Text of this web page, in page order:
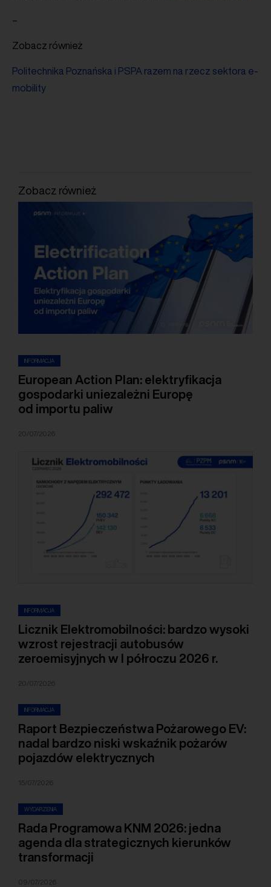
–
Zobacz również
Politechnika Poznańska i PSPA razem na rzecz sektora e-
mobility
Zobacz również
INFORMACJA
European Action Plan: elektryfikacja
gospodarki uniezależni Europę
od importu paliw
20/07/2026
INFORMACJA
Licznik Elektromobilności: bardzo wysoki
wzrost rejestracji autobusów
zeroemisyjnych w I półroczu 2026 r.
20/07/2026
INFORMACJA
Raport Bezpieczeństwa Pożarowego EV:
nadal bardzo niski wskaźnik pożarów
pojazdów elektrycznych
15/07/2026
WYDARZENIA
Rada Programowa KNM 2026: jedna
agenda dla strategicznych kierunków
transformacji
09/07/2026